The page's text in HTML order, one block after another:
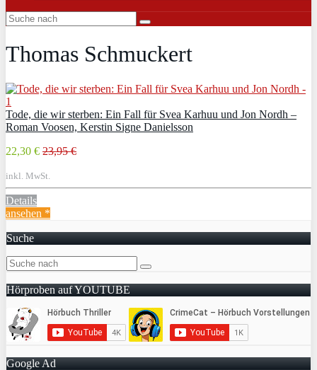
Thomas Schmuckert
Tode, die wir sterben: Ein Fall für Svea Karhuu und Jon Nordh –
Roman Voosen, Kerstin Signe Danielsson
22,30 € 23,95 €
inkl. MwSt.
Details
ansehen *
Suche
Hörproben auf YOUTUBE
Google Ad